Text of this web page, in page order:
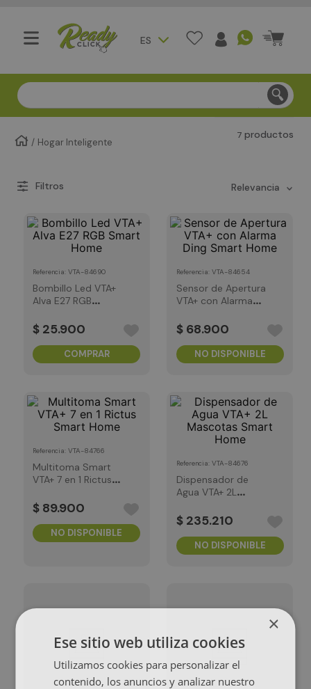
ES
Compra segura - Entregas en Bogotá en menos de 3
Hogar Inteligente
7productos
relevancia
Referencia :VTA-84690
Bombillo Led VTA+
Alva E27 RGB
$ 25.900
COMPRAR
Referencia VTA-84654
Sensor de Apertura
VTA+ con Alarma
$ 68.900
NO DISPONIBLE
Referencia :VTA-84766
Multitoma Smart
VTA+ 7 en 1 Rictus
$ 89.900
NO DISPONIBLE
Referencia VTA-84676
Dispensador de
Agua VTA+ 2L
Home
$ 235.210
NO DISPONIBLE
×
Ese sitio web utiliza cookies
Utilizamos cookies para personalizar el
contenido, los anuncios y analizar nuestro